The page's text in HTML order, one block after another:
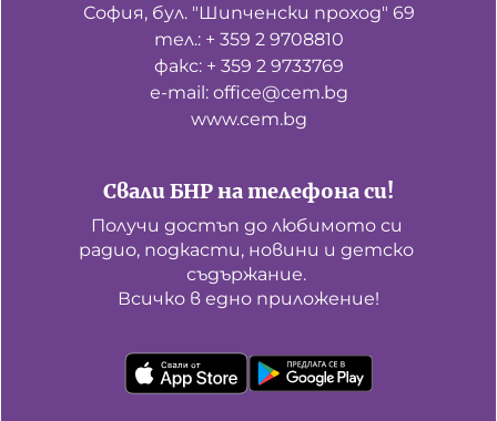
Свали БНР на телефона си!
Получи достъп до любимото си
радио, подкасти, новини и детско
съдържание.
Всичко в едно приложение!
София, бул. "Шипченски проход" 69
тел.: + 359 2 9708810
факс: + 359 2 9733769
е-mail: office@cem.bg
www.cem.bg